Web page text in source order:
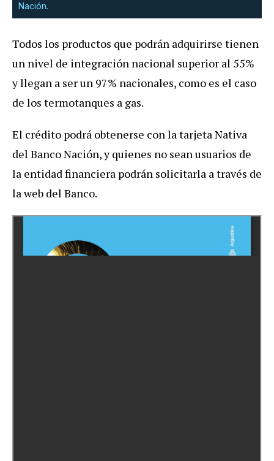
Nación.
Todos los productos que podrán adquirirse tienen
un nivel de integración nacional superior al 55%
y llegan a ser un 97% nacionales, como es el caso
de los termotanques a gas.
El crédito podrá obtenerse con la tarjeta Nativa
del Banco Nación, y quienes no sean usuarios de
la entidad financiera podrán solicitarla a través de
la web del Banco.